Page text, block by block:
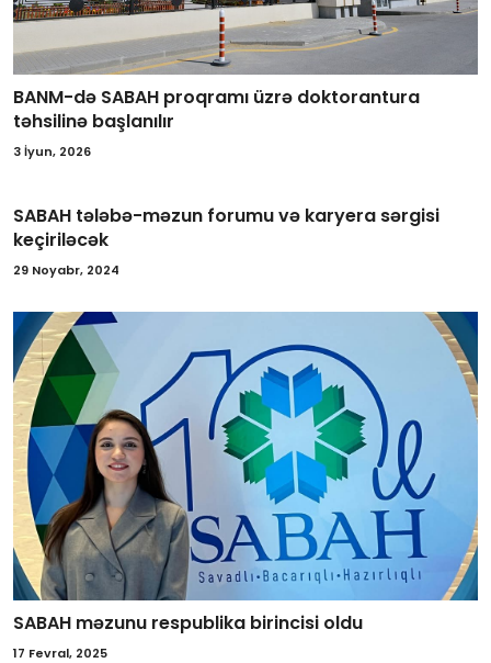
BANM-də SABAH proqramı üzrə doktorantura
təhsilinə başlanılır
3 İyun, 2026
SABAH tələbə-məzun forumu və karyera sərgisi
keçiriləcək
29 Noyabr, 2024
SABAH məzunu respublika birincisi oldu
17 Fevral, 2025